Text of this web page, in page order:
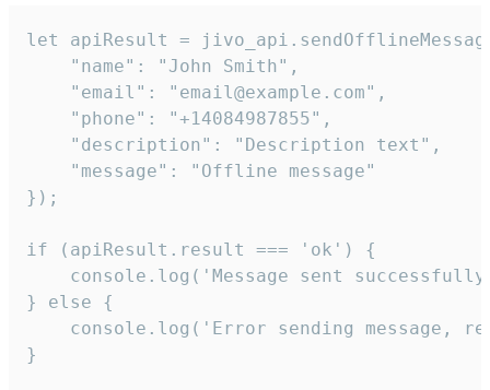
let apiResult =
    "name": "John Smith",
    "email": "email@example.com",
    "phone": "+14084987855",
    "description": "Description text",
    "message": "Offline message"
});
if (apiResult.result === 'ok') {
console.log('Message sent
} else {
console.log('Error sending message,
}